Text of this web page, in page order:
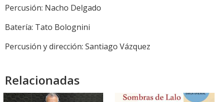
Percusión: Nacho Delgado
Batería: Tato Bolognini
Percusión y dirección: Santiago Vázquez
Relacionadas